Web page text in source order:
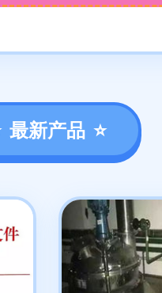
最新产品